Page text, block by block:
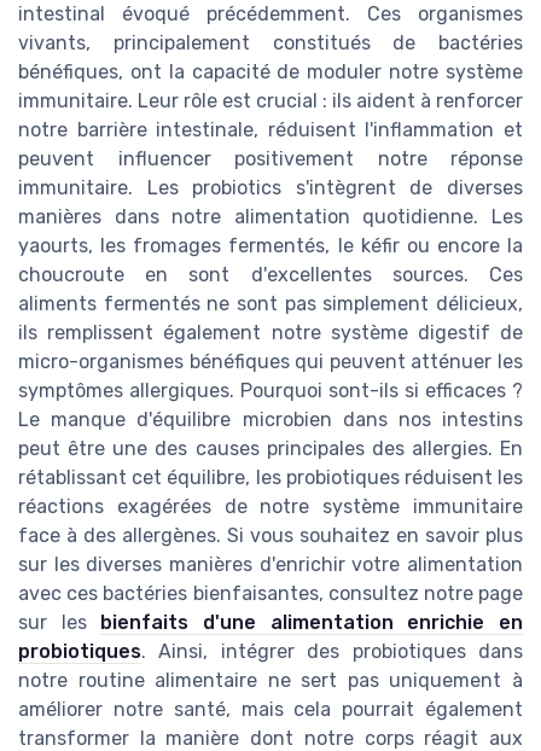
intestinal évoqué précédemment. Ces organismes
vivants, principalement constitués de bactéries
bénéfiques, ont la capacité de moduler notre système
immunitaire. Leur rôle est crucial : ils aident à renforcer
notre barrière intestinale, réduisent l'inflammation et
peuvent influencer positivement notre réponse
immunitaire. Les probiotics s'intègrent de diverses
manières dans notre alimentation quotidienne. Les
yaourts, les fromages fermentés, le kéfir ou encore la
choucroute en sont d'excellentes sources. Ces
aliments fermentés ne sont pas simplement délicieux,
ils remplissent également notre système digestif de
micro-organismes bénéfiques qui peuvent atténuer les
symptômes allergiques. Pourquoi sont-ils si efficaces ?
Le manque d'équilibre microbien dans nos intestins
peut être une des causes principales des allergies. En
rétablissant cet équilibre, les probiotiques réduisent les
réactions exagérées de notre système immunitaire
face à des allergènes. Si vous souhaitez en savoir plus
sur les diverses manières d'enrichir votre alimentation
avec ces bactéries bienfaisantes, consultez notre page
sur les bienfaits d'une alimentation enrichie en
probiotiques. Ainsi, intégrer des probiotiques dans
notre routine alimentaire ne sert pas uniquement à
améliorer notre santé, mais cela pourrait également
transformer la manière dont notre corps réagit aux